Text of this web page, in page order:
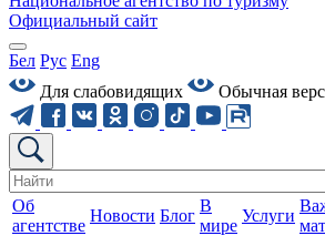
Официальный сайт
Бел Рус Eng
Для слабовидящих
Обычная
Об
агентстве
Новости Блог
В
мире
Услуги